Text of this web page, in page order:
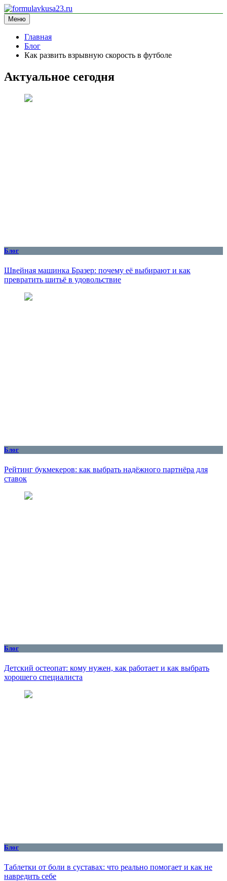
Перейти
к
содержимому
formulavkusa23.ru
блог про спорт
Меню
Главная
Блог
Как развить взрывную скорость в футболе
Актуальное сегодня
Блог
Швейная машинка Бразер: почему её выбирают и как
превратить шитьё в удовольствие
Блог
Рейтинг букмекеров: как выбрать надёжного партнёра для
ставок
Блог
Детский остеопат: кому нужен, как работает и как выбрать
хорошего специалиста
Блог
Таблетки от боли в суставах: что реально помогает и как не
навредить себе